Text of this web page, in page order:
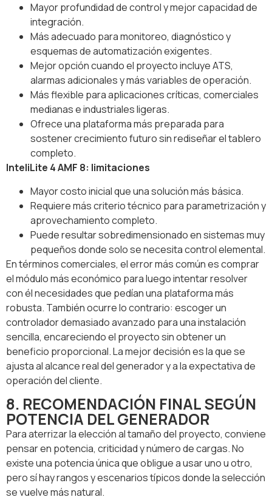
Mayor profundidad de control y mejor capacidad de
integración.
Más adecuado para monitoreo, diagnóstico y
esquemas de automatización exigentes.
Mejor opción cuando el proyecto incluye ATS,
alarmas adicionales y más variables de operación.
Más flexible para aplicaciones críticas, comerciales
medianas e industriales ligeras.
Ofrece una plataforma más preparada para
sostener crecimiento futuro sin rediseñar el tablero
completo.
InteliLite 4 AMF 8: limitaciones
Mayor costo inicial que una solución más básica.
Requiere más criterio técnico para parametrización y
aprovechamiento completo.
Puede resultar sobredimensionado en sistemas muy
pequeños donde solo se necesita control elemental.
En términos comerciales, el error más común es comprar
el módulo más económico para luego intentar resolver
con él necesidades que pedían una plataforma más
robusta. También ocurre lo contrario: escoger un
controlador demasiado avanzado para una instalación
sencilla, encareciendo el proyecto sin obtener un
beneficio proporcional. La mejor decisión es la que se
ajusta al alcance real del generador y a la expectativa de
operación del cliente.
8. RECOMENDACIÓN FINAL SEGÚN
POTENCIA DEL GENERADOR
Para aterrizar la elección al tamaño del proyecto, conviene
pensar en potencia, criticidad y número de cargas. No
existe una potencia única que obligue a usar uno u otro,
pero sí hay rangos y escenarios típicos donde la selección
se vuelve más natural.